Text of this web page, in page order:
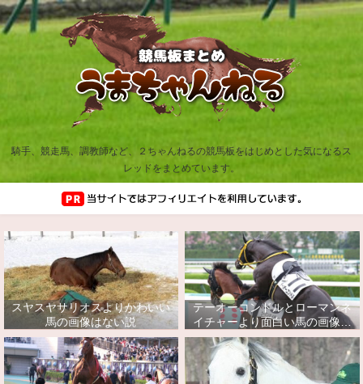
騎手、競走馬、調教師など、２ちゃんねるの競馬板をはじめとした気になるス
レッドをまとめています。
スヤスヤサリオスよりかわいい
馬の画像はない説
テーオーコンドルとローマンネ
イチャーより面白い馬の画像っ
てあるの？